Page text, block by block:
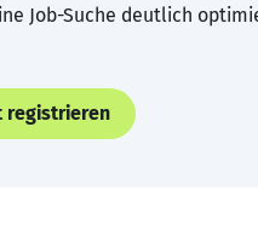
Job-Suche deutlich
registrieren